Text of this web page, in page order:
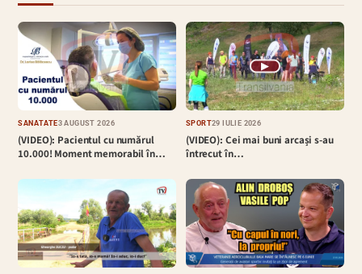
SĂNĂTATE3 AUGUST 2026
(VIDEO): Pacientul cu numărul
10.000! Moment memorabil în…
▶
SPORT29 IULIE 2026
(VIDEO): Cei mai buni arcași s-au
întrecut în…